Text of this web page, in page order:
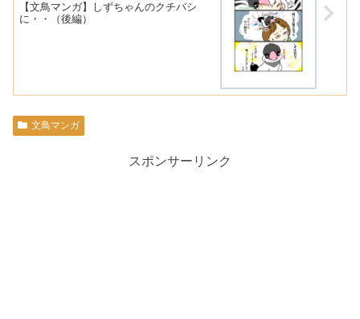
【文鳥マンガ】しずちゃんのクチバシ
に・・（後編）
文鳥マンガ
スポンサーリンク